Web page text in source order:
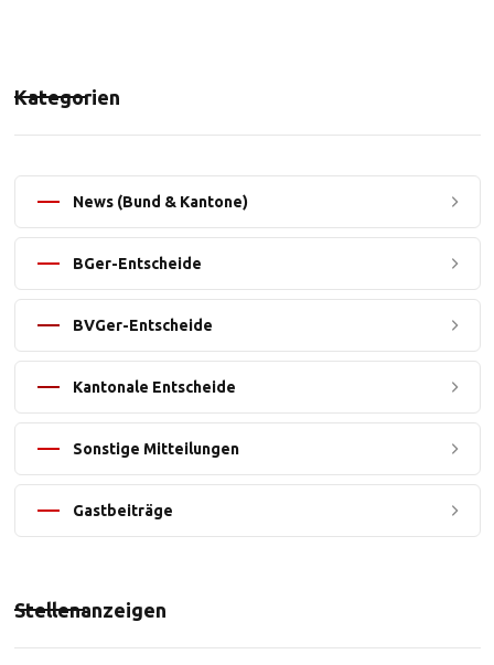
Kategorien
News (Bund & Kantone)
BGer-Entscheide
BVGer-Entscheide
Kantonale Entscheide
Sonstige Mitteilungen
Gastbeiträge
Stellenanzeigen